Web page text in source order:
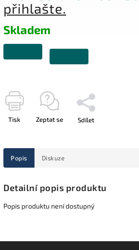
přihlašte.
Skladem
Tisk Zeptat se Sdílet
Popis Diskuze
Detailní popis produktu
Popis produktu není dostupný